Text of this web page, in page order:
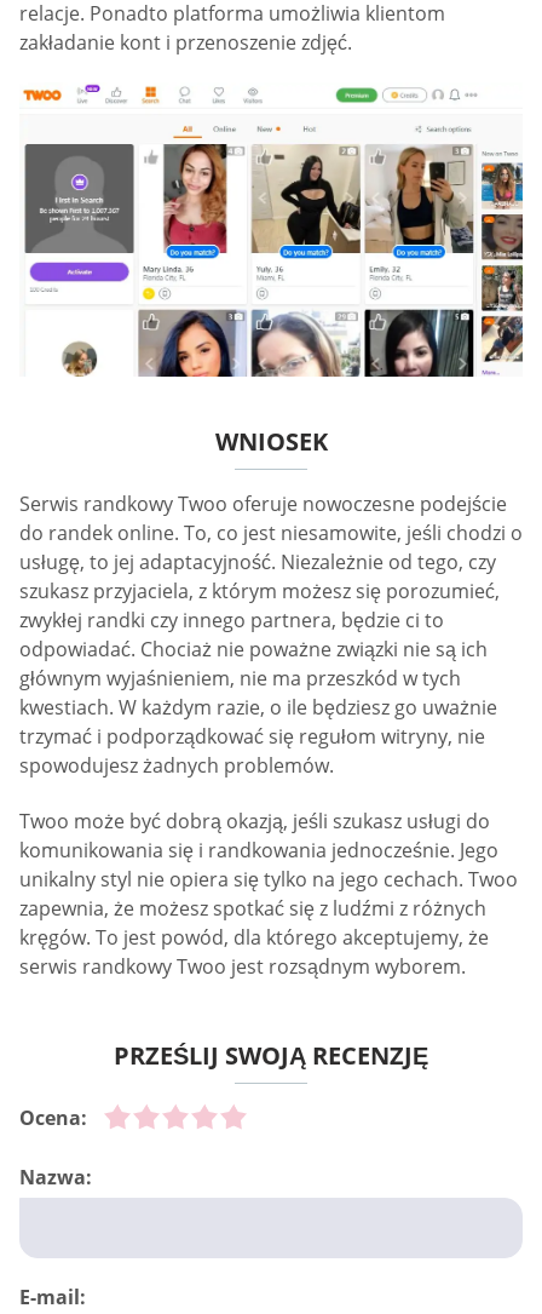
relacje. Ponadto platforma umożliwia klientom
zakładanie kont i przenoszenie zdjęć.
WNIOSEK
Serwis randkowy Twoo oferuje nowoczesne podejście
do randek online. To, co jest niesamowite, jeśli chodzi o
usługę, to jej adaptacyjność. Niezależnie od tego, czy
szukasz przyjaciela, z którym możesz się porozumieć,
zwykłej randki czy innego partnera, będzie ci to
odpowiadać. Chociaż nie poważne związki nie są ich
głównym wyjaśnieniem, nie ma przeszkód w tych
kwestiach. W każdym razie, o ile będziesz go uważnie
trzymać i podporządkować się regułom witryny, nie
spowodujesz żadnych problemów.
Twoo może być dobrą okazją, jeśli szukasz usługi do
komunikowania się i randkowania jednocześnie. Jego
unikalny styl nie opiera się tylko na jego cechach. Twoo
zapewnia, że możesz spotkać się z ludźmi z różnych
kręgów. To jest powód, dla którego akceptujemy, że
serwis randkowy Twoo jest rozsądnym wyborem.
PRZEŚLIJ SWOJĄ RECENZJĘ
Ocena:
Nazwa:
E-mail: